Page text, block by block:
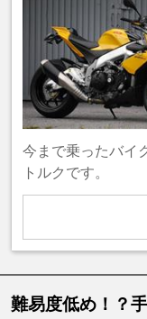
今まで乗ったバイ
トルクです。
難易度低め！？